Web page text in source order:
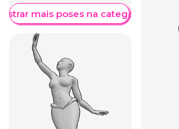
mais poses na categoria